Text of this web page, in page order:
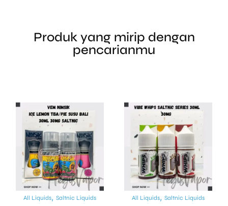
Produk yang mirip dengan
pencarianmu
All Liquids, Saltnic Liquids All Liquids,Saltnic Liquids